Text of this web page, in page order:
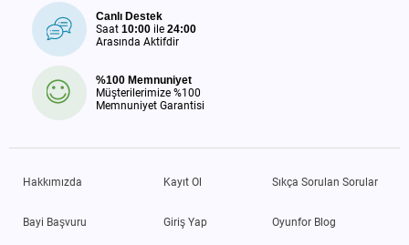
Canlı Destek
Saat 10:00 ile 24:00
Arasında Aktifdir
%100 Memnuniyet
Müşterilerimize %100
Memnuniyet Garantisi
Hakkımızda
Bayi Başvuru
Kayıt Ol
Giriş Yap
Sıkça Sorulan Sorular
Oyunfor Blog